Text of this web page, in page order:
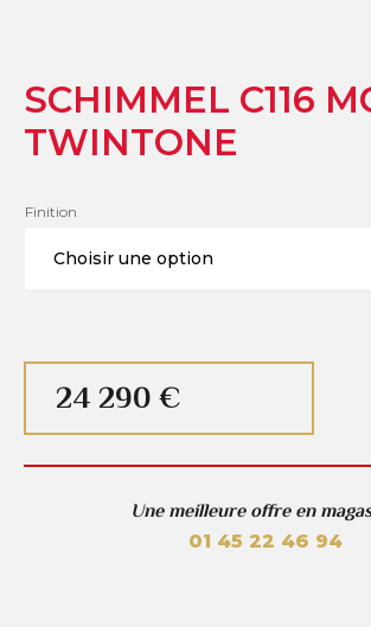
SCHIMMEL C116
TWINTONE
Finition
24 290 €
Une meilleure offre en
01 45 22 46 94